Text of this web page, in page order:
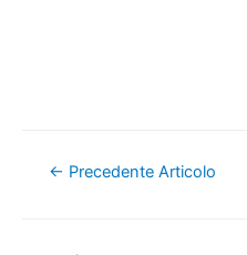
Navigazione
← Precedente Articolo